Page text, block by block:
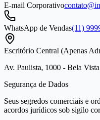
E-mail Corporativo
WhatsApp de Vendas(11)
Escritório Central (Apenas
Av. Paulista, 1000 - Bela
Segurança de Dados
Seus segredos comerciais e
acordos jurídicos sob sigilo